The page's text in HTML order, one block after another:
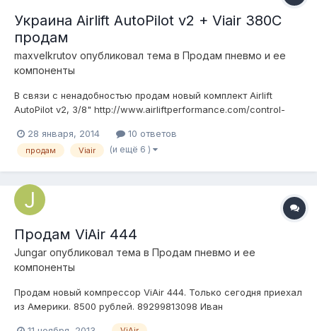
Украина Airlift AutoPilot v2 + Viair 380C
продам
maxvelkrutov опубликовал тема в Продам пневмо и ее
компоненты
В связи с ненадобностью продам новый комплект Airlift
AutoPilot v2, 3/8" http://www.airliftperformance.com/control-
http://www.viaircorp.com/380C.html Цена 250$ цена за все
1100$ Все не разу не подключалось, все запечатано, как из
28 января, 2014 10 ответов
продам Viair (и ещё 6 )
Продам ViAir 444
Jungar опубликовал тема в Продам пневмо и ее
компоненты
Продам новый компрессор ViAir 444. Только сегодня приехал
из Америки. 8500 рублей. 89299813098 Иван